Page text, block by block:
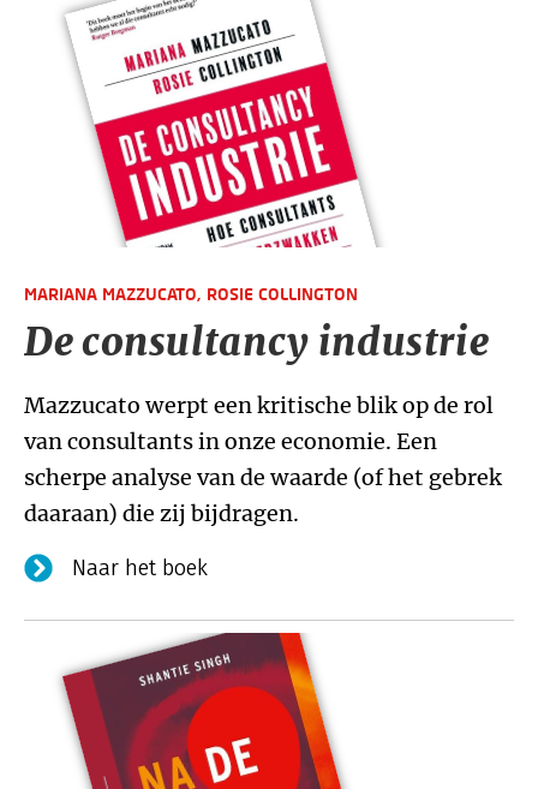
MARIANA MAZZUCATO, ROSIE COLLINGTON
De consultancy industrie
Mazzucato werpt een kritische blik op de rol
van consultants in onze economie. Een
scherpe analyse van de waarde (of het gebrek
daaraan) die zij bijdragen.
Naar het boek